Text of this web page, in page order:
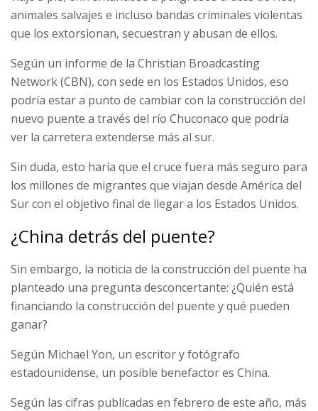
animales salvajes e incluso bandas criminales violentas
que los extorsionan, secuestran y abusan de ellos.
Según un informe de la Christian Broadcasting
Network (CBN), con sede en los Estados Unidos, eso
podría estar a punto de cambiar con la construcción del
nuevo puente a través del río Chuconaco que podría
ver la carretera extenderse más al sur.
Sin duda, esto haría que el cruce fuera más seguro para
los millones de migrantes que viajan desde América del
Sur con el objetivo final de llegar a los Estados Unidos.
¿China detrás del puente?
Sin embargo, la noticia de la construcción del puente ha
planteado una pregunta desconcertante: ¿Quién está
financiando la construcción del puente y qué pueden
ganar?
Según Michael Yon, un escritor y fotógrafo
estadounidense, un posible benefactor es China.
Según las cifras publicadas en febrero de este año, más